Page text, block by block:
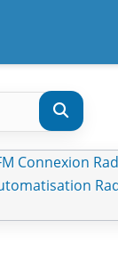
Connexion